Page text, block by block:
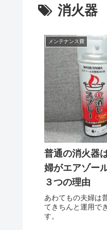
消火器
メンテナンス費
普通の消火器
婦がエアゾー
３つの理由
あわてもの夫婦は
てきちんと運用で
す。